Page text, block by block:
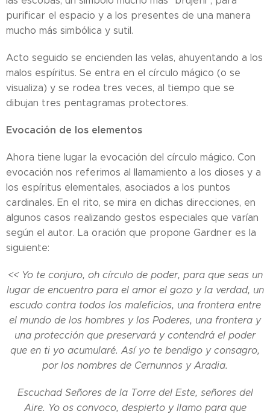
purificar el espacio y a los presentes de una manera
mucho más simbólica y sutil.
Acto seguido se encienden las velas, ahuyentando a los
malos espíritus. Se entra en el círculo mágico (o se
visualiza) y se rodea tres veces, al tiempo que se
dibujan tres pentagramas protectores.
Evocación de los elementos
Ahora tiene lugar la evocación del círculo mágico. Con
evocación nos referimos al llamamiento a los dioses y a
los espíritus elementales, asociados a los puntos
cardinales. En el rito, se mira en dichas direcciones, en
algunos casos realizando gestos especiales que varían
según el autor. La oración que propone Gardner es la
siguiente:
<< Yo te conjuro, oh círculo de poder, para que seas un
lugar de encuentro para el amor el gozo y la verdad, un
escudo contra todos los maleficios, una frontera entre
el mundo de los hombres y los Poderes, una frontera y
una protección que preservará y contendrá el poder
que en ti yo acumularé. Así yo te bendigo y consagro,
por los nombres de Cernunnos y Aradia.
Escuchad Señores de la Torre del Este, señores del
Aire. Yo os convoco, despierto y llamo para que